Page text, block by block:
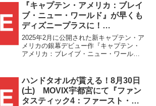
『キャプテン・アメリカ：ブレイ
ブ・ニュー・ワールド』が早くも
ディズニープラスに！
2025/5/28(水)より見放題独占配信
決定！！
2025年2月に公開された新キャプテン・ア
メリカの銀幕デビュー作『キャプテン・
アメリカ：ブレイブ・ニュー・ワール
(ディズニープラス)に加入する！！ ...
ハンドタオルが貰える！8月30日
(土) MOVIX宇都宮にて『ファン
タスティック4：ファースト・ス